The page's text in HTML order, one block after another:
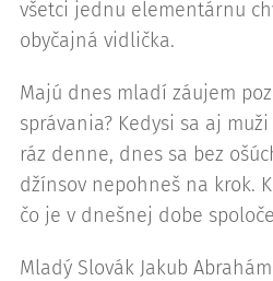
všetci jednu elementárnu
obyčajná vidlička.
Majú dnes mladí záujem
správania? Kedysi sa aj
ráz denne, dnes sa bez
džínsov nepohneš na krok.
čo je v dnešnej dobe
Mladý Slovák Jakub